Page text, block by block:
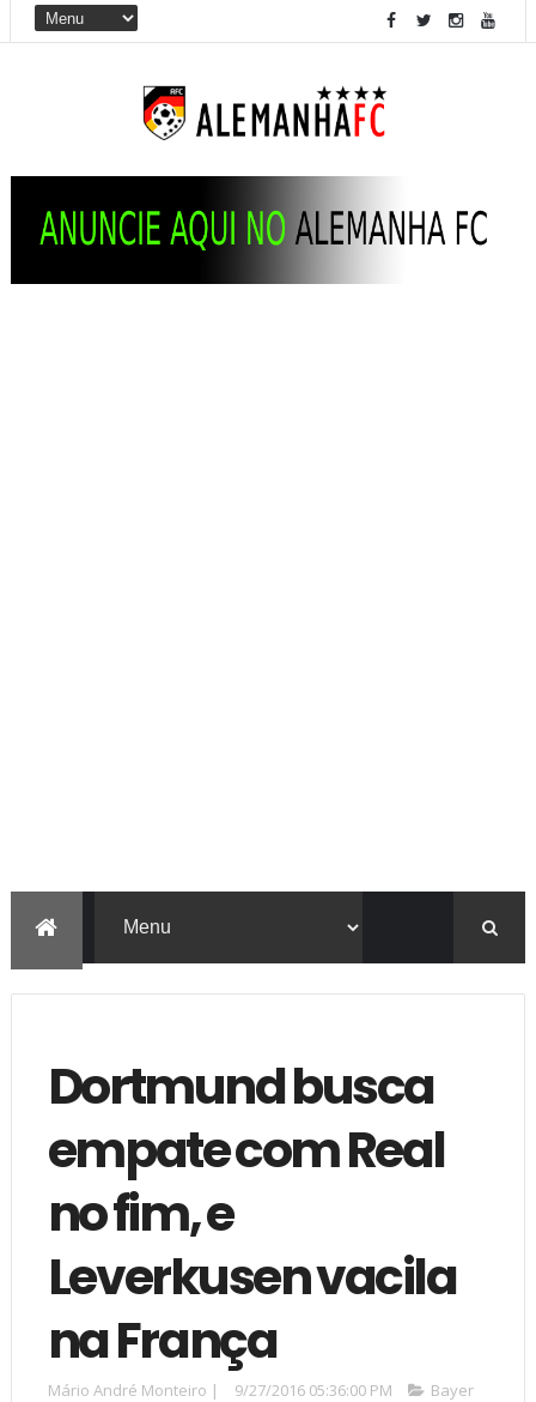
Dortmund busca
empate com Real
no fim, e
Leverkusen vacila
na França
Mário André Monteiro | 9/27/2016 05:36:00 PM
Bayer